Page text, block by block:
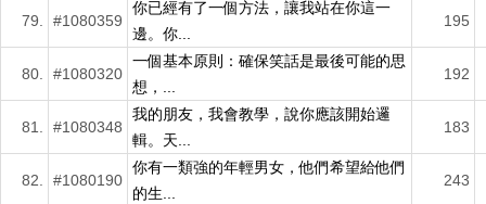
79. #1080359
你已經有了一個方法，讓我站在你這一
邊。你...
195
80. #1080320
一個基本原則：確保笑話是最後可能的思
想，...
192
81. #1080348
我的朋友，我會教學，說你應該開始邏
輯。天...
183
82. #1080190
你有一類強的年輕男女，他們希望給他們
的生...
243